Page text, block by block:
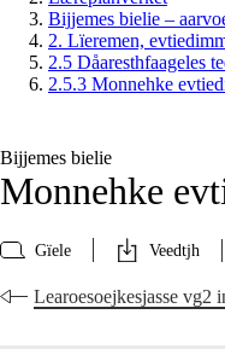
Bijjemes bielie –
2. Lïeremen,
2.5 Dåaresthfaageles
2.5.3 Monnehke
Bijjemes bielie
Monnehke
Gïele Veedtjh
Learoesoejkesjasse vg2